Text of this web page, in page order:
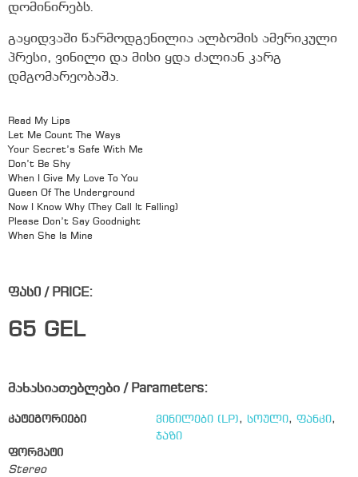
დომინირებს.
გაყიდვაში წარმოდგენილია ალბომის ამერიკული
პრესი, ვინილი და მისი ყდა ძალიან კარგ
დმგომარეობაშა.
Read My Lips
Let Me Count The Ways
Your Secret’s Safe With Me
Don’t Be Shy
When I Give My Love To You
Queen Of The Underground
Now I Know Why (They Call It Falling)
Please Don’t Say Goodnight
When She Is Mine
ფასი / PRICE:
65 GEL
მახასიათებლები / Parameters:
კატეგორიები ვინილები (LP), სოული, ფანკი,
ჯაზი
ფორმატი
Stereo